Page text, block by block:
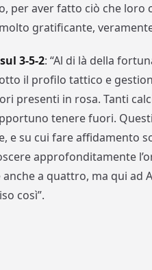
per aver fatto ciò che loro
gratificante,
3-5-2: “Al di là della
il profilo tattico e
presenti in rosa. Tanti
tenere fuori.
e su cui fare affidamento
approfonditamente
a quattro, ma qui ad
così”.